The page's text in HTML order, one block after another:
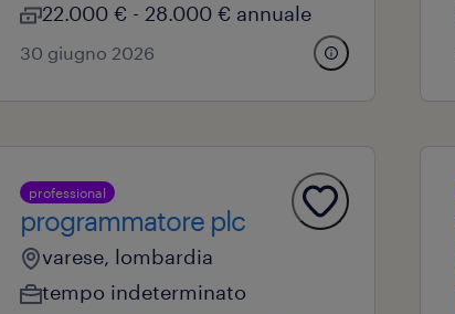
22.000 € - 28.000 € annuale
30 giugno 2026
professional
programmatore plc
varese, lombardia
tempo indeterminato